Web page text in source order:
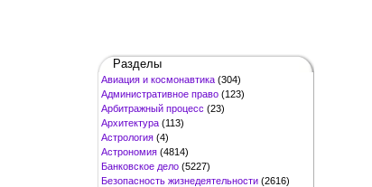
Разделы
Авиация и космонавтика (304)
Административное право (123)
Арбитражный процесс (23)
Архитектура (113)
Астрология (4)
Астрономия (4814)
Банковское дело (5227)
Безопасность жизнедеятельности (2616)